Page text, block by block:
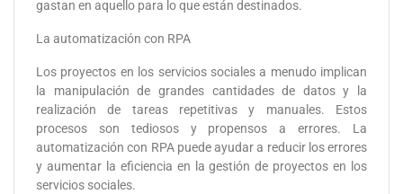
gastan en aquello para lo que están destinados.
La automatización con RPA
Los proyectos en los servicios sociales a menudo implican
la manipulación de grandes cantidades de datos y la
realización de tareas repetitivas y manuales. Estos
procesos son tediosos y propensos a errores. La
automatización con RPA puede ayudar a reducir los errores
y aumentar la eficiencia en la gestión de proyectos en los
servicios sociales.